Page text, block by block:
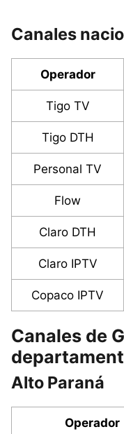
Canales
Operador
Tigo TV
Tigo DTH
Personal TV
Flow
Claro DTH
Claro IPTV
Copaco IPTV
Canales de
Alto Paraná
Operador